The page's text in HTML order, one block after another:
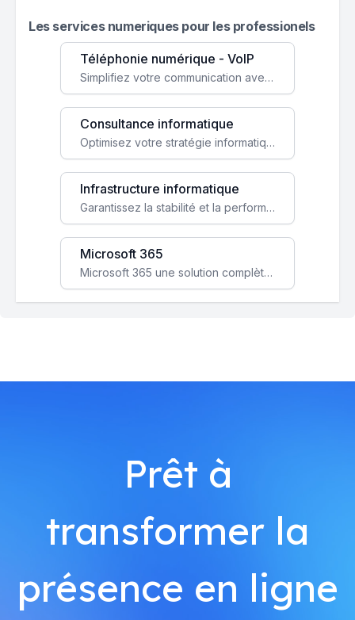
Les services numeriques pour les professionels
Téléphonie numérique - VoIP
Simplifiez votre communication avec une solution VoIP flexible, économique et adaptée à vos besoins professionnels.
Consultance informatique
Optimisez votre stratégie informatique avec l'expertise de nos consultants pour améliorer votre efficacité et sécurité.
Infrastructure informatique
Garantissez la stabilité et la performance de votre entreprise avec une infrastructure IT sécurisée et évolutive.
Microsoft 365
Microsoft 365 une solution complète qui booste votre productivité, renforce la sécurité de vos données et facilite la collaboration.
Prêt à
transformer la
présence en ligne